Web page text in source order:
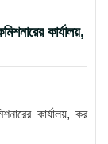
কার্যালয়,
কার্যালয়, কর